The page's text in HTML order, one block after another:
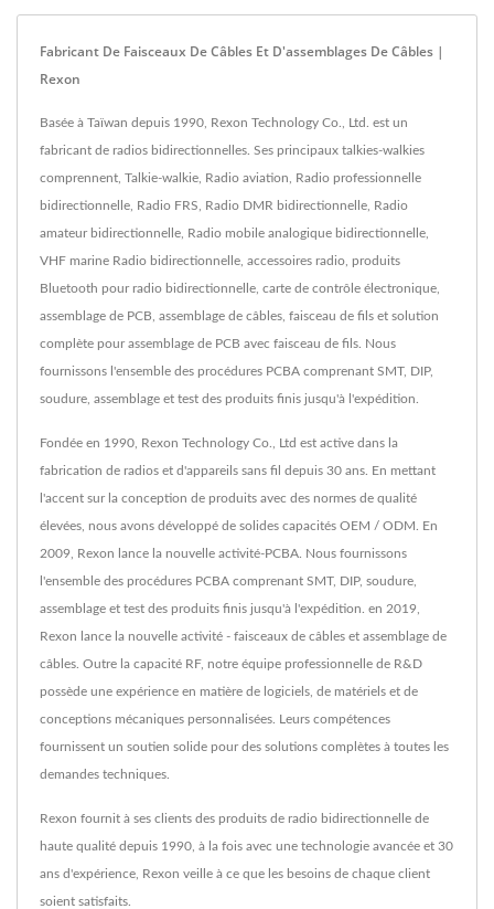
Fabricant De Faisceaux De Câbles Et D'assemblages De Câbles |
Rexon
Basée à Taïwan depuis 1990, Rexon Technology Co., Ltd. est un
fabricant de radios bidirectionnelles. Ses principaux talkies-walkies
comprennent, Talkie-walkie, Radio aviation, Radio professionnelle
bidirectionnelle, Radio FRS, Radio DMR bidirectionnelle, Radio
amateur bidirectionnelle, Radio mobile analogique bidirectionnelle,
VHF marine Radio bidirectionnelle, accessoires radio, produits
Bluetooth pour radio bidirectionnelle, carte de contrôle électronique,
assemblage de PCB, assemblage de câbles, faisceau de fils et solution
complète pour assemblage de PCB avec faisceau de fils. Nous
fournissons l'ensemble des procédures PCBA comprenant SMT, DIP,
soudure, assemblage et test des produits finis jusqu'à l'expédition.
Fondée en 1990, Rexon Technology Co., Ltd est active dans la
fabrication de radios et d'appareils sans fil depuis 30 ans. En mettant
l'accent sur la conception de produits avec des normes de qualité
élevées, nous avons développé de solides capacités OEM / ODM. En
2009, Rexon lance la nouvelle activité-PCBA. Nous fournissons
l'ensemble des procédures PCBA comprenant SMT, DIP, soudure,
assemblage et test des produits finis jusqu'à l'expédition. en 2019,
Rexon lance la nouvelle activité - faisceaux de câbles et assemblage de
câbles. Outre la capacité RF, notre équipe professionnelle de R&D
possède une expérience en matière de logiciels, de matériels et de
conceptions mécaniques personnalisées. Leurs compétences
fournissent un soutien solide pour des solutions complètes à toutes les
demandes techniques.
Rexon fournit à ses clients des produits de radio bidirectionnelle de
haute qualité depuis 1990, à la fois avec une technologie avancée et 30
ans d'expérience, Rexon veille à ce que les besoins de chaque client
soient satisfaits.